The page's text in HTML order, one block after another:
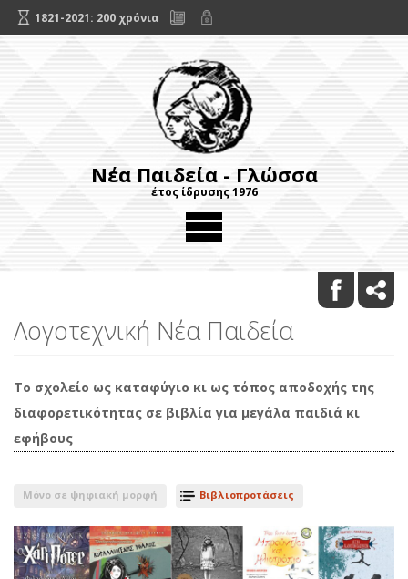
1821-2021: 200 χρόνια
Νέα Παιδεία - Γλώσσα
έτος ίδρυσης 1976
Λογοτεχνική Νέα Παιδεία
Το σχολείο ως καταφύγιο κι ως τόπος αποδοχής της
διαφορετικότητας σε βιβλία για μεγάλα παιδιά κι
εφήβους
Μόνο σε ψηφιακή μορφή Βιβλιοπροτάσεις